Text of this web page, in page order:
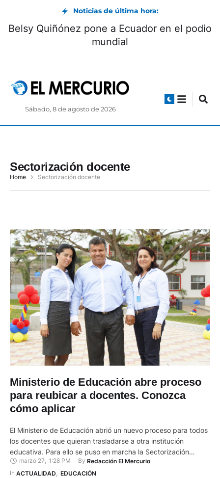
Noticias de última hora:
Belsy Quiñónez pone a Ecuador en el podio
mundial
Sábado, 8 de agosto de 2026
Sectorización docente
Home Sectorización docente
Ministerio de Educación abre proceso
para reubicar a docentes. Conozca
cómo aplicar
El Ministerio de Educación abrió un nuevo proceso para todos
los docentes que quieran trasladarse a otra institución
educativa. Para ello se puso en marcha la Sectorización
Docente General Costa-Galápagos 2025, que contará con una
inversión de 14 millones de dólares. En este proceso se
marzo 27, 1:28 PM By Redacción El Mercurio
In ACTUALIDAD EDUCACIÓN